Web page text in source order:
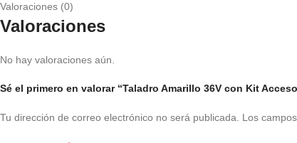
Valoraciones (0)
Valoraciones
No hay valoraciones aún.
Sé el primero en valorar “Taladro Amarillo 36V con Kit
Tu dirección de correo electrónico no será publicada. Los